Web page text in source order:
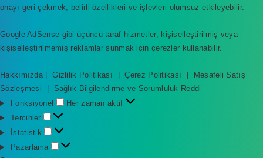
onayı geri çekmek, belirli özellikleri ve işlevleri olumsuz etkileyebilir.
Google AdSense gibi üçüncü taraf hizmetler, kişiselleştirilmiş veya
kişiselleştirilmemiş reklamlar sunmak için çerezler kullanabilir.
Hakkımızda |Gizlilik Politikası |Çerez Politikası
Mesafeli Satış
Sözleşmesi
Sağlık Bilgilendirme ve Sorumluluk Reddi
Fonksiyonel
F
k
Her zaman aktif
Tercihler
T
e
r
İstatistik
İ
s
Pazarlama
P